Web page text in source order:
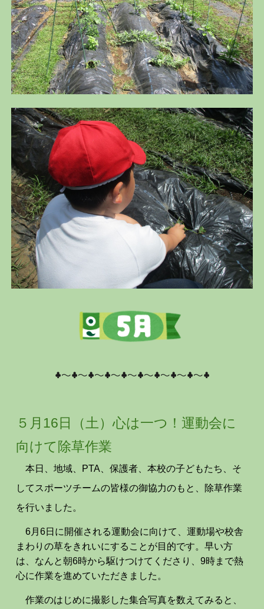
♣～♣～♣～♣～♣～♣～♣～♣～♣～♣
５月16日（土 ）心は一つ！運動会に
向けて除草作業
本日、地域、PTA、保護者、本校の子どもたち、そ
してスポーツチームの皆様の御協力のもと、除草作業
を行いました。
6月6日に開催される運動会に向けて、運動場や校舎
まわりの草をきれいにすることが目的です。早い方
は、なんと朝6時から駆けつけてくださり、9時まで熱
心に作業を進めていただきました。
作業のはじめに撮影した集合写真を数えてみると、